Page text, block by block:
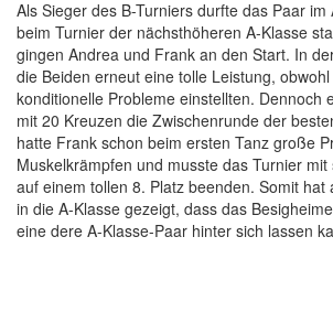
Als Sieger des B-Turniers durfte das Paar im
beim Turnier der nächsthöheren A-Klasse
gingen Andrea und Frank an den Start. In
die Beiden erneut eine tolle Leistung,
konditionelle Probleme einstellten. Dennoch
mit 20 Kreuzen die Zwischenrunde der
hatte Frank schon beim ersten Tanz große
Muskelkrämpfen und musste das Turnier
auf einem tollen 8. Platz beenden. Somit hat
in die A-Klasse gezeigt, dass das
eine dere A-Klasse-Paar hinter sich lassen